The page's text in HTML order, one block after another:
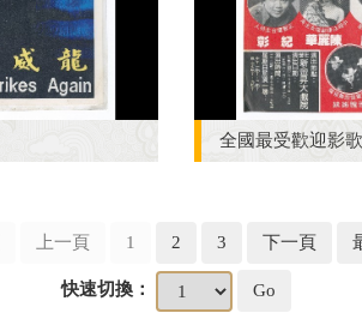
全國最受歡迎影
上一頁 1 2 3 下一頁
快速切換： Go